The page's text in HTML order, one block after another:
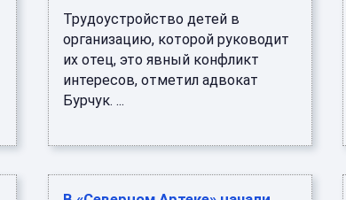
Трудоустройство детей в
организацию, которой руководит
их отец, это явный конфликт
интересов, отметил адвокат
Бурчук. ...